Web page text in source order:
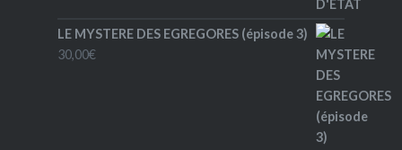
LE MYSTERE DES EGREGORES (épisode 3)
30,00€